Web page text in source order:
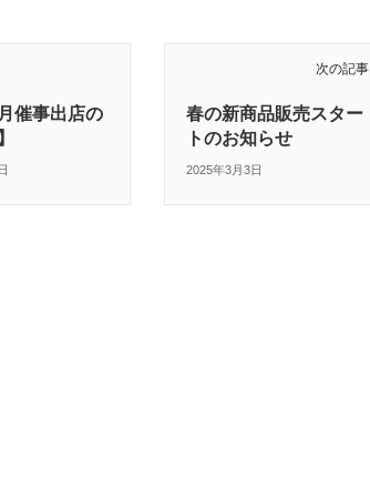
催事出店の
次の記事
春の新商品販売スター
トのお知らせ
2025年3月3日